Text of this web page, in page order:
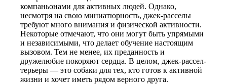
компаньонами для активных людей. Однако,
несмотря на свою миниатюрность, джек-расселы
требуют много внимания и физической активности.
Некоторые отмечают, что они могут быть упрямыми
и независимыми, что делает обучение настоящим
вызовом. Тем не менее, их преданность и
дружелюбие покоряют сердца. В целом, джек-рассел-
терьеры — это собаки для тех, кто готов к активной
жизни и хочет иметь рядом верного друга.